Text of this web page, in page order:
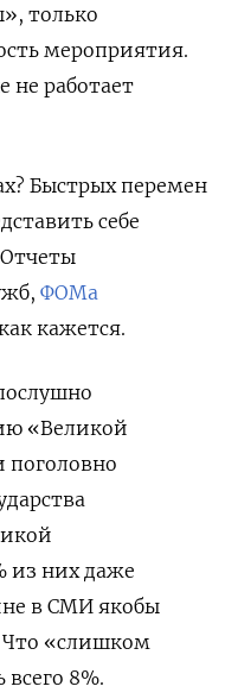
только
мероприятия.
не работает
Быстрых перемен
себе
ФОМа
кажется.
«Великой
из них даже
в СМИ якобы
«слишком
8%.